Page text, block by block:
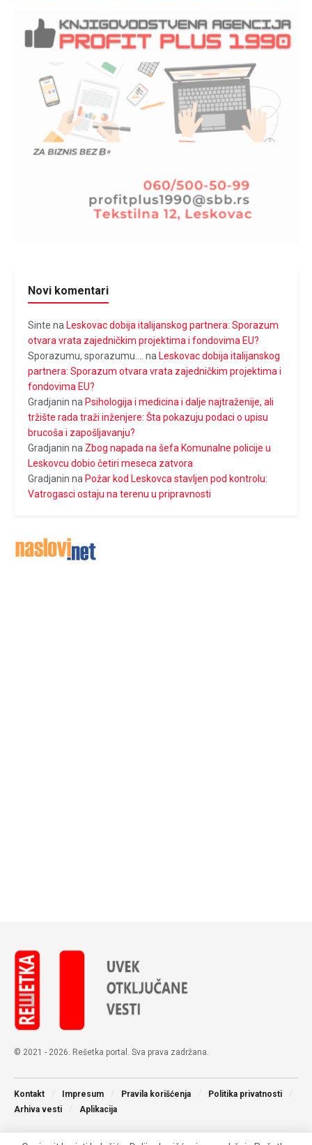
Novi komentari
Sinte na Leskovac dobija italijanskog partnera: Sporazum
otvara vrata zajedničkim projektima i fondovima EU?
Sporazumu, sporazumu....
na Leskovac dobija italijanskog
partnera: Sporazum otvara vrata zajedničkim projektima i
fondovima EU?
Gradjanin na Psihologija i medicina i dalje najtraženije, ali
tržište rada traži inženjere: Šta pokazuju podaci o upisu
brucoša i zapošljavanju?
Gradjanin na Zbog napada na šefa Komunalne policije u
Leskovcu dobio četiri meseca zatvora
Gradjanin na Požar kod Leskovca stavljen pod kontrolu:
Vatrogasci ostaju na terenu u pripravnosti
© 2021 - 2026. Rešetka portal. Sva prava zadržana.
Kontakt Impresum Pravila korišćenja
Politika privatnosti
Arhiva vesti
Aplikacija